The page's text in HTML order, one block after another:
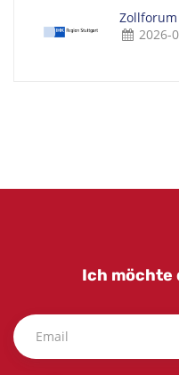
2026-
Ich möchte